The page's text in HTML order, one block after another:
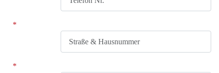
Straße & Hausnummer
Plz. & Ort